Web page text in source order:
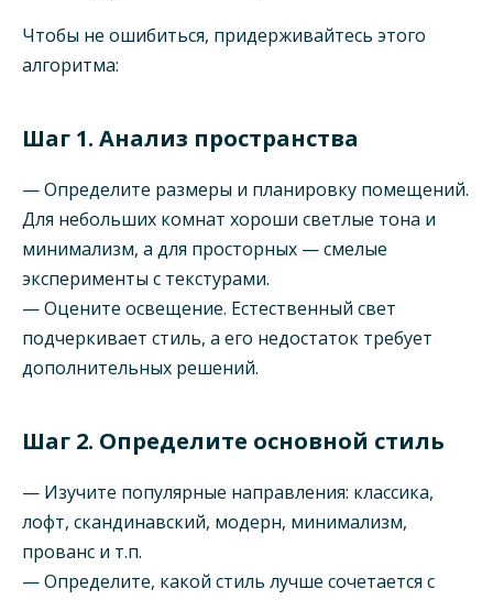
Чтобы не ошибиться, придерживайтесь этого
алгоритма:
Шаг 1. Анализ пространства
— Определите размеры и планировку помещений.
Для небольших комнат хороши светлые тона и
минимализм, а для просторных — смелые
эксперименты с текстурами.
— Оцените освещение. Естественный свет
подчеркивает стиль, а его недостаток требует
дополнительных решений.
Шаг 2. Определите основной стиль
— Изучите популярные направления: классика,
лофт, скандинавский, модерн, минимализм,
прованс и т.п.
— Определите, какой стиль лучше сочетается с